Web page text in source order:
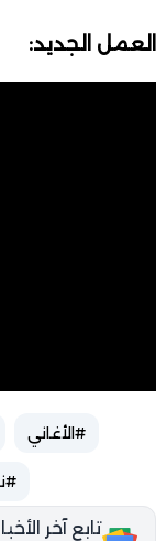
العمل الجديد:
#الأغاني